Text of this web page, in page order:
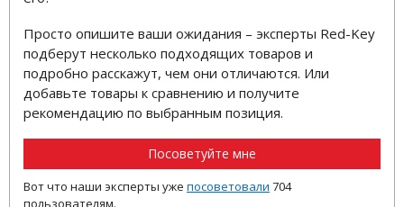
Просто опишите ваши ожидания – эксперты Red-Key
подберут несколько подходящих товаров и
подробно расскажут, чем они отличаются. Или
добавьте товары к сравнению и получите
рекомендацию по выбранным позиция.
Посоветуйте мне
Вот что наши эксперты уже посоветовали 704
пользователям.